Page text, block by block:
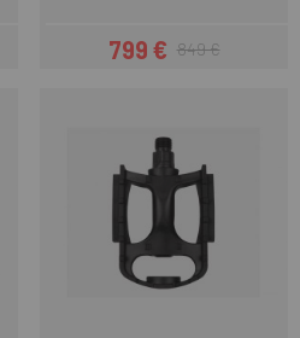
Precio
799 €Precio regular
849 €